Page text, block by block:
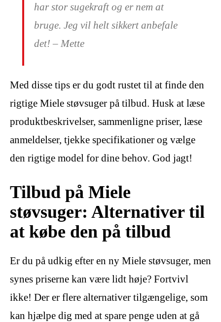
har stor sugekraft og er nem at
bruge. Jeg vil helt sikkert anbefale
det! – Mette
Med disse tips er du godt rustet til at finde den
rigtige Miele støvsuger på tilbud. Husk at læse
produktbeskrivelser, sammenligne priser, læse
anmeldelser, tjekke specifikationer og vælge
den rigtige model for dine behov. God jagt!
Tilbud på Miele
støvsuger: Alternativer til
at købe den på tilbud
Er du på udkig efter en ny Miele støvsuger, men
synes priserne kan være lidt høje? Fortvivl
ikke! Der er flere alternativer tilgængelige, som
kan hjælpe dig med at spare penge uden at gå